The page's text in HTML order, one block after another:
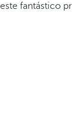
este fantástico